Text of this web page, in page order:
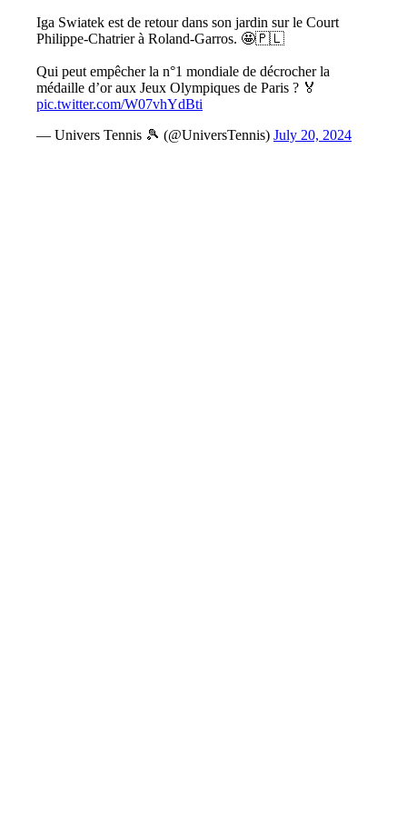
Iga Swiatek est de retour dans son jardin sur le Court
Philippe-Chatrier à Roland-Garros. 🤩🇵🇱
Qui peut empêcher la n°1 mondiale de décrocher la
médaille d’or aux Jeux Olympiques de Paris ? 🏅
pic.twitter.com/W07vhYdBti
— Univers Tennis 🎾 (@UniversTennis) July 20, 2024